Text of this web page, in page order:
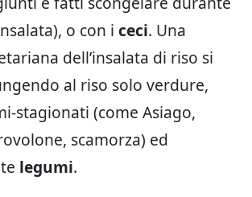
o con i ceci. Una
dell’insalata di riso si
al riso solo verdure,
stagionati (come Asiago,
scamorza) ed
legumi.